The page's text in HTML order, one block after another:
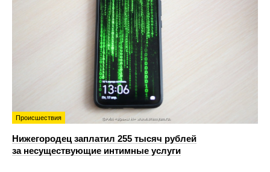
Происшествия
Нижегородец заплатил 255 тысяч рублей
за несуществующие интимные услуги